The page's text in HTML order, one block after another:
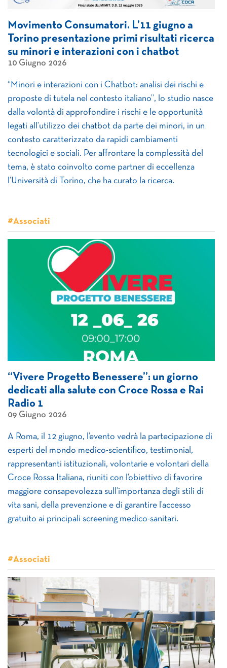
Movimento Consumatori. L’11 giugno a
Torino presentazione primi risultati ricerca
su minori e interazioni con i chatbot
10 Giugno 2026
“Minori e interazioni con i Chatbot: analisi dei rischi e
proposte di tutela nel contesto italiano”, lo studio nasce
dalla volontà di approfondire i rischi e le opportunità
legati all’utilizzo dei chatbot da parte dei minori, in un
contesto caratterizzato da rapidi cambiamenti
tecnologici e sociali. Per affrontare la complessità del
tema, è stato coinvolto come partner di eccellenza
l’Università di Torino, che ha curato la ricerca.
#Associati
“Vivere Progetto Benessere”: un giorno
dedicati alla salute con Croce Rossa e Rai
Radio 1
09 Giugno 2026
A Roma, il 12 giugno, l’evento vedrà la partecipazione di
esperti del mondo medico-scientifico, testimonial,
rappresentanti istituzionali, volontarie e volontari della
Croce Rossa Italiana, riuniti con l’obiettivo di favorire
maggiore consapevolezza sull’importanza degli stili di
vita sani, della prevenzione e di garantire l’accesso
gratuito ai principali screening medico-sanitari.
#Associati